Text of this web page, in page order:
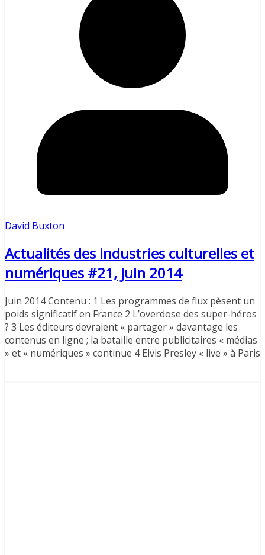
David Buxton
Actualités des industries culturelles et
numériques #21, juin 2014
Juin 2014 Contenu : 1 Les programmes de flux pèsent un
poids significatif en France 2 L’overdose des super-héros
? 3 Les éditeurs devraient « partager » davantage les
contenus en ligne ; la bataille entre publicitaires « médias
» et « numériques » continue 4 Elvis Presley « live » à Paris